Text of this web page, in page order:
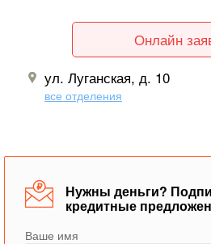
Онлайн
ул. Луганская, д. 10
все отделения
Нужны деньги?
кредитные
Ваше имя